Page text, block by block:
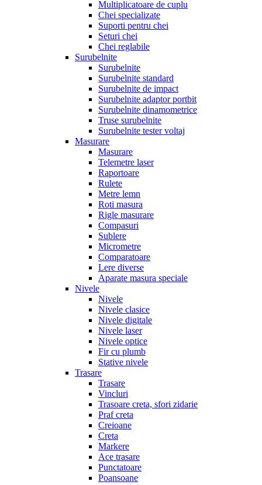
Multiplicatoare de cuplu
Chei specializate
Suporti pentru chei
Seturi chei
Chei reglabile
Surubelnite
Surubelnite
Surubelnite standard
Surubelnite de impact
Surubelnite adaptor portbit
Surubelnite dinamometrice
Truse surubelnite
Surubelnite tester voltaj
Masurare
Masurare
Telemetre laser
Raportoare
Rulete
Metre lemn
Roti masura
Rigle masurare
Compasuri
Sublere
Micrometre
Comparatoare
Lere diverse
Aparate masura speciale
Nivele
Nivele
Nivele clasice
Nivele digitale
Nivele laser
Nivele optice
Fir cu plumb
Stative nivele
Trasare
Trasare
Vincluri
Trasoare creta, sfori zidarie
Praf creta
Creioane
Creta
Markere
Ace trasare
Punctatoare
Poansoane